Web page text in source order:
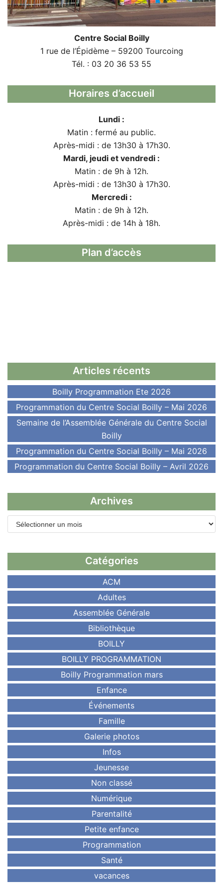
Centre Social Boilly
1 rue de l’Épidème – 59200 Tourcoing
Tél. : 03 20 36 53 55
Horaires d’accueil
Lundi :
Matin : fermé au public.
Après-midi : de 13h30 à 17h30.
Mardi, jeudi et vendredi :
Matin : de 9h à 12h.
Après-midi : de 13h30 à 17h30.
Mercredi :
Matin : de 9h à 12h.
Après-midi : de 14h à 18h.
Plan d’accès
Articles récents
Boilly Programmation Ete 2026
Programmation du Centre Social Boilly – Mai 2026
Semaine de l’Assemblée Générale du Centre Social
Boilly
Programmation du Centre Social Boilly – Mai 2026
Programmation du Centre Social Boilly – Avril 2026
Archives
Catégories
ACM
Adultes
Assemblée Générale
Bibliothèque
BOILLY
BOILLY PROGRAMMATION
Boilly Programmation mars
Enfance
Événements
Famille
Galerie photos
Infos
Jeunesse
Non classé
Numérique
Parentalité
Petite enfance
Programmation
Santé
vacances